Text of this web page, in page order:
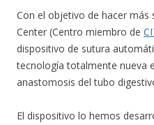
Con el objetivo de hacer
Center (Centro miembro de
dispositivo de sutura
tecnología totalmente nueva
anastomosis del tubo
El dispositivo lo hemos